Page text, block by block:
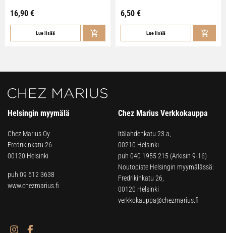
16,90 €
Lue lisää
6,50 €
Lue lisää
Helsingin myymälä
Chez Marius Oy
Fredrikinkatu 26
00120 Helsinki
puh 09 612 3638
www.chezmarius.fi
Chez Marius Verkkokauppa
Itälahdenkatu 23 a,
00210 Helsinki
puh 040 1955 215 (Arkisin 9-16)
Noutopiste Helsingin myymälässä:
Fredrikinkatu 26,
00120 Helsinki
verkkokauppa@chezmarius.fi